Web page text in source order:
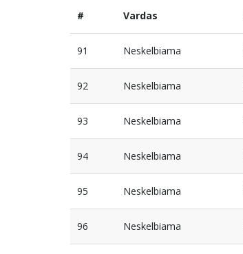
# Vardas
91 Neskelbiama
92 Neskelbiama
93 Neskelbiama
94 Neskelbiama
95 Neskelbiama
96 Neskelbiama